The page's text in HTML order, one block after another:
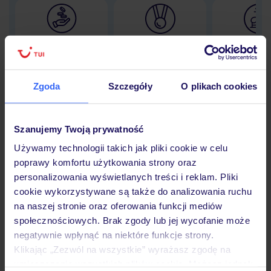
Zgoda Szczegóły O plikach cookies
Szanujemy Twoją prywatność
Używamy technologii takich jak pliki cookie w celu
poprawy komfortu użytkowania strony oraz
personalizowania wyświetlanych treści i reklam. Pliki
cookie wykorzystywane są także do analizowania ruchu
na naszej stronie oraz oferowania funkcji mediów
społecznościowych. Brak zgody lub jej wycofanie może
negatywnie wpłynąć na niektóre funkcje strony.
Klikając „Zezwól na wszystkie” wyrażasz zgodę na
Lider niskich cen
Największe biuro
30 lat w
Hotel
Opinie
Pokoje